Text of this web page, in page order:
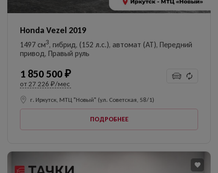
Honda Vezel 2019
1497 см3, гибрид, (152 л.с.), автомат (AT), Передний
привод, Правый руль
1 850 500 ₽
от 27 226 ₽/мес
г. Иркутск, МТЦ "Новый" (ул. Советская, 58/1)
ПОДРОБНЕЕ